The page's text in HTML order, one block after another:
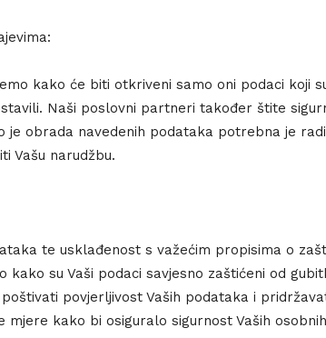
kako će biti otkriveni samo oni podaci koji
Naši poslovni partneri također štite
obrada navedenih podataka potrebna je
Vašu narudžbu.
te usklađenost s važećim propisima o
su Vaši podaci savjesno zaštićeni od
povjerljivost Vaših podataka i
mjere kako bi osiguralo sigurnost Vaših